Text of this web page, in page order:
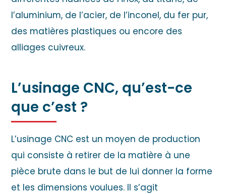
l’aluminium, de l’acier, de l’inconel, du fer pur,
des matières plastiques ou encore des
alliages cuivreux.
L’usinage CNC, qu’est-ce
que c’est ?
L’usinage CNC est un moyen de production
qui consiste à retirer de la matière à une
pièce brute dans le but de lui donner la forme
et les dimensions voulues. Il s’agit